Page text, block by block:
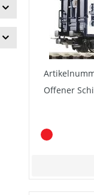
Offener